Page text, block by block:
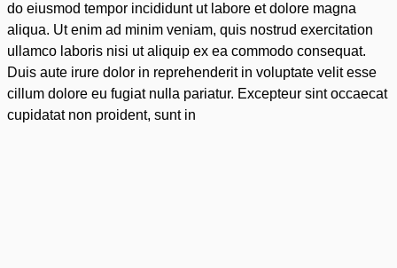
do eiusmod tempor incididunt ut labore et dolore magna
aliqua. Ut enim ad minim veniam, quis nostrud exercitation
ullamco laboris nisi ut aliquip ex ea commodo consequat.
Duis aute irure dolor in reprehenderit in voluptate velit esse
cillum dolore eu fugiat nulla pariatur. Excepteur sint occaecat
cupidatat non proident, sunt in